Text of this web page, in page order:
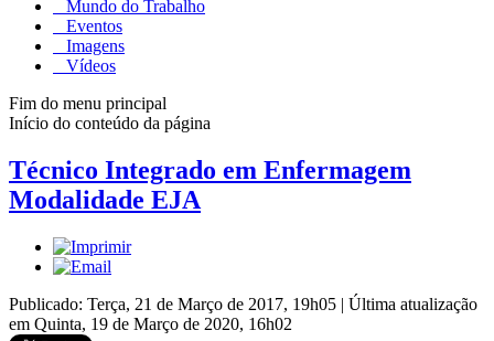
Mundo do Trabalho
Eventos
Imagens
Vídeos
Fim do menu principal
Início do conteúdo da página
Técnico Integrado em Enfermagem
Modalidade EJA
Publicado: Terça, 21 de Março de 2017, 19h05 | Última atualização
em Quinta, 19 de Março de 2020, 16h02